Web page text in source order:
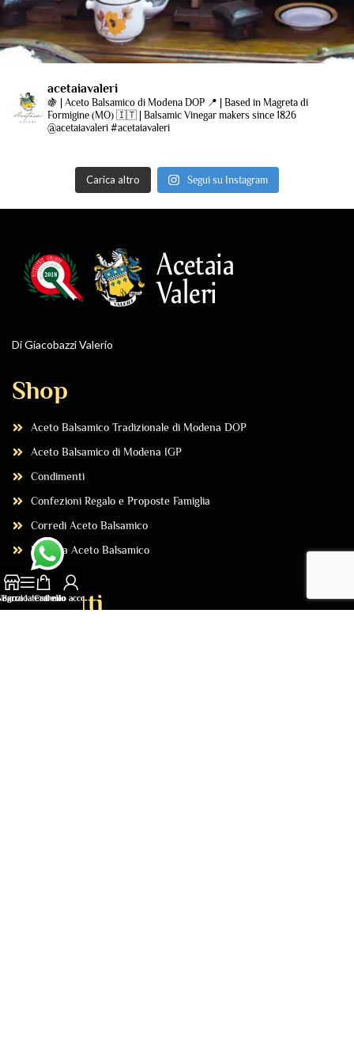
acetaiavaleri
🍇 | Aceto Balsamico di Modena DOP 📍 | Based in Magreta di
Formigine (MO) 🇮🇹 | Balsamic Vinegar makers since 1826
@acetaiavaleri #acetaiavaleri
Carica altro Segui su Instagram
Di Giacobazzi Valerio
Shop
Aceto Balsamico Tradizionale di Modena DOP
Aceto Balsamico di Modena IGP
Condimenti
Confezioni Regalo e Proposte Famiglia
Corredi Aceto Balsamico
Libreria Aceto Balsamico
Contatti
Barra laterale
Carrello
Il mio account